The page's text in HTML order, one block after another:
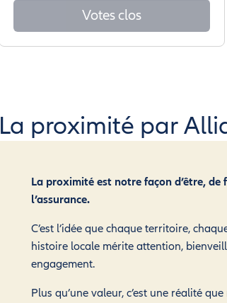
Votes clos
La proximité par
La proximité est notre façon d’être, de
l’assurance.
C’est l’idée que chaque territoire,
histoire locale mérite attention,
engagement.
Plus qu’une valeur, c’est une réalité